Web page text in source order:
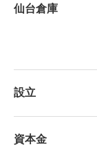
仙台倉庫
設立
資本金